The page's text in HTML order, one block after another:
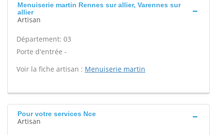
Menuiserie martin Rennes sur allier, Varennes sur
allier
Artisan
Département: 03
Porte d'entrée -
Voir la fiche artisan : Menuiserie martin
Pour votre services Nce
Artisan